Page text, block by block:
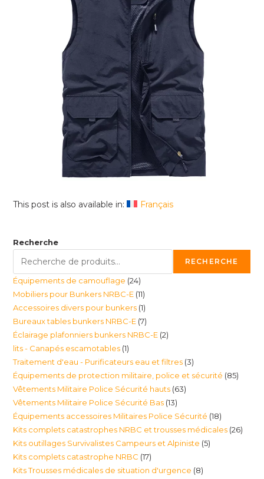
This post is also available in: Français
Recherche
RECHERCHE
Équipements de camouflage 2424
produits
Mobiliers pour Bunkers NRBC-E 1111
produits
Accessoires divers pour bunkers 11
produit
Bureaux tables bunkers NRBC-E 77
produits
Éclairage plafonniers bunkers NRBC-E 22
lits - Canapés escamotables 11
produit
Traitement d'eau - Purificateurs eau et filtres 33
produits
Équipements de protection militaire, police et sécurité 8585
Vêtements Militaire Police Sécurité hauts 6363
Vêtements Militaire Police Sécurité Bas 1313
produits
Équipements accessoires Militaires Police Sécurité 1818
produits
Kits complets catastrophes NRBC et trousses médicales 2626
Kits outillages Survivalistes Campeurs et Alpiniste 55
Kits complets catastrophe NRBC 1717
produits
Kits Trousses médicales de situation d'urgence 88